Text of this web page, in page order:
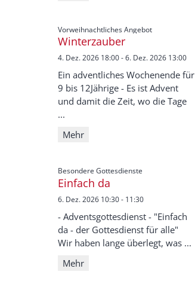
Vorweihnachtliches Angebot:
Winterzauber
4. Dez. 2026 18:00 - 6. Dez. 2026 13:00
Ein adventliches Wochenende für
9 bis 12Jährige - Es ist Advent
und damit die Zeit, wo die Tage
...
Mehr
Besondere Gottesdienste
Einfach da
6. Dez. 2026 10:30 - 11:30
- Adventsgottesdienst - "Einfach
da - der Gottesdienst für alle"
Wir haben lange überlegt, was ...
Mehr